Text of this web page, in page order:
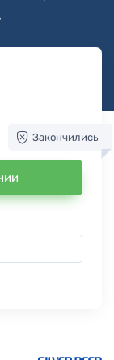
Закончились